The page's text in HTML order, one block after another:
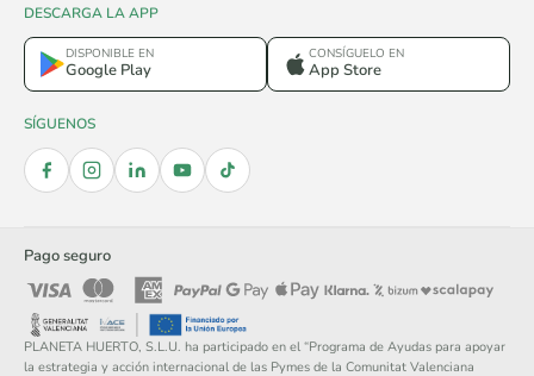
DESCARGA LA APP
DISPONIBLE EN
Google Play
CONSÍGUELO EN
App Store
SÍGUENOS
Pago seguro
PLANETA HUERTO, S.L.U. ha participado en el “Programa de Ayudas para apoyar
la estrategia y acción internacional de las Pymes de la Comunitat Valenciana